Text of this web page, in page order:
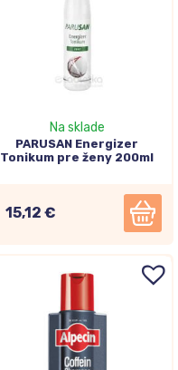
Na sklade
PARUSAN Energizer
Tonikum pre ženy 200ml
15,12 €